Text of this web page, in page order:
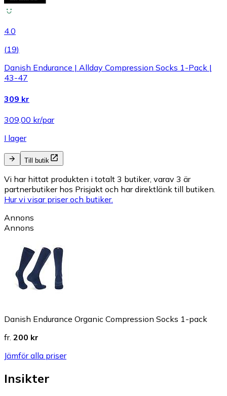
4.0
(19)
Danish Endurance | Allday Compression Socks 1-Pack |
43-47
309 kr
309,00 kr/par
I lager
Till butik
Vi har hittat produkten i totalt 3 butiker, varav 3 är
partnerbutiker hos Prisjakt och har direktlänk till butiken.
Hur vi visar priser och butiker.
Annons
Annons
Danish Endurance Organic Compression Socks 1-pack
fr. 200 kr
Jämför alla priser
Insikter